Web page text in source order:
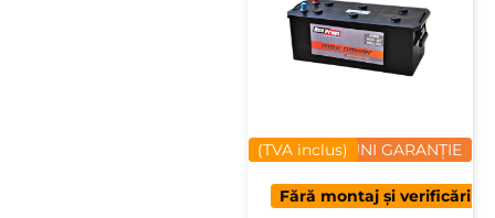
12 LUNI GARANȚIE
(TVA inclus)
Fără montaj și verificări